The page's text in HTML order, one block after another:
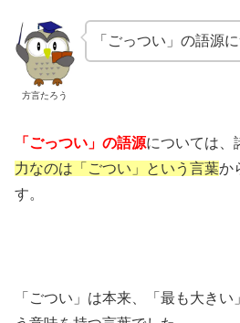
方言たろう
「ごっつい」の語源
「ごっつい」の語源については、
力なのは「ごつい」という言葉か
す。
「ごつい」は本来、「最も大き